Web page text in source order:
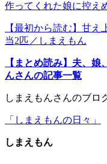
作ってくれた娘に控え
【最初から読む】甘
当2匹／しまえもん
【まとめ読み】夫、
んさんの記事一覧
しまえもんさんのブロ
「しまえもんの日々」
しまえもん